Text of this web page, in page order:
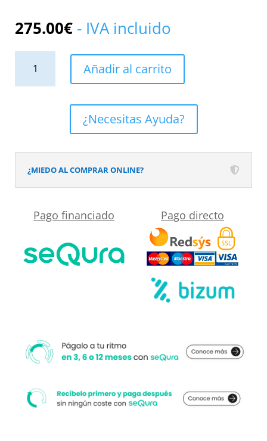
275.00€ - IVA incluido
Oro
Cepillado
cantidad
Añadir al carrito
¿Necesitas Ayuda?
¿MIEDO AL COMPRAR ONLINE?
Pago financiado Pago directo